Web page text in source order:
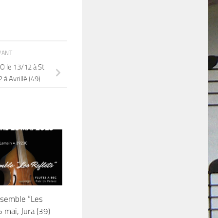
le 13/12 à St
à Avrillé (49)
“Les
mai, Jura (39)